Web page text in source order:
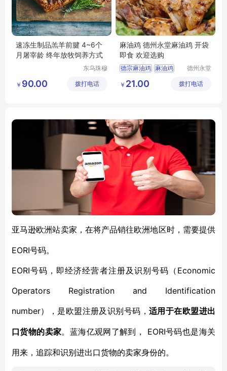
速冻生制品羔羊前腱 4~6个
月屠宰龄 终年放牧饲养方式
东乌珠穆
商贸有限
￥ 90.00 拨打电话
麻油鸡 德州永堂麻油鸡 开袋
即食 欢迎选购
德宗麻油鸡 麻油鸡
德州永堂
公司
￥ 21.00 拨打电话
亚马逊欧洲站卖家，在将产品销往欧洲地区时，需要提供
EORI号码。
EORI号码，即经济经营者注册及识别号码（Economic
Operators Registration and Identification
number），是欧盟注册及识别号码， 适用于在欧盟进出
口货物的卖家。蓝海亿观网了解到， EORI号码也是海关
用来，追踪和识别进出口货物的卖家身份的。